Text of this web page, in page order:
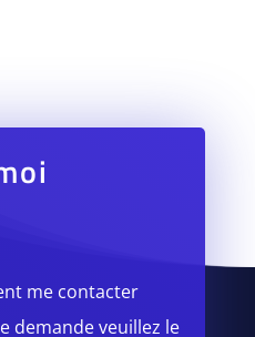
me contacter
demande veuillez le